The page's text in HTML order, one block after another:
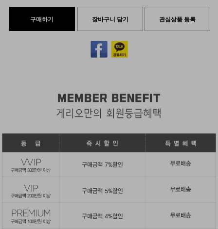
구매하기 장바구니 담기 관심상품 등록